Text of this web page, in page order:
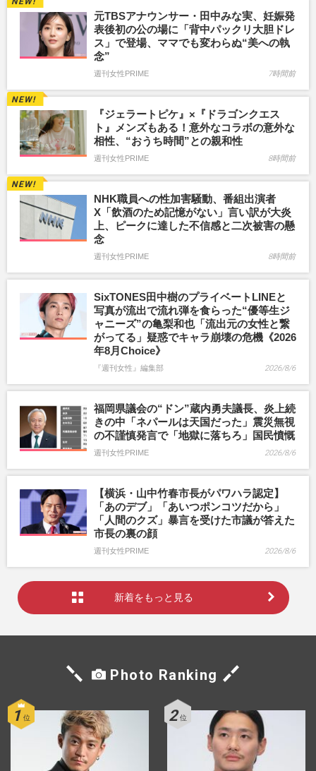
元TBSアナウンサー・田中みな実、妊娠発
表後初の公の場に「背中パックリ大胆ドレ
ス」で登場、ママでも変わらぬ“美への執
念”
週刊女性PRIME 7時間前
『ジェラートピケ』×『ドラゴンクエス
ト』メンズもある！意外なコラボの意外な
相性、“おうち時間”との親和性
週刊女性PRIME 8時間前
NHK職員への性加害騒動、番組出演者
X「飲酒のため記憶がない」言い訳が大炎
上、ピークに達した不信感と二次被害の懸
念
週刊女性PRIME 8時間前
SixTONES田中樹のプライベートLINEと
写真が流出で流れ弾を食らった“優等生ジ
ャニーズ”の亀梨和也「流出元の女性と繋
がってる」疑惑でキャラ崩壊の危機《2026
年8月Choice》
『週刊女性』編集部 2026/8/6
福岡県議会の“ドン”蔵内勇夫議長、炎上続
きの中「ネパールは天国だった」震災無視
の不謹慎発言で「地獄に落ちろ」国民憤慨
週刊女性PRIME 2026/8/6
【横浜・山中竹春市長がパワハラ認定】
「あのデブ」「あいつポンコツだから」
「人間のクズ」暴言を受けた市議が答えた
市長の裏の顔
週刊女性PRIME 2026/8/6
新着をもっと見る
Photo Ranking